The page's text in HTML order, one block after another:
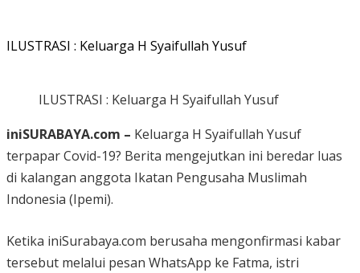
ILUSTRASI : Keluarga H Syaifullah Yusuf
ILUSTRASI : Keluarga H Syaifullah Yusuf
iniSURABAYA.com – Keluarga H Syaifullah Yusuf
terpapar Covid-19? Berita mengejutkan ini beredar luas
di kalangan anggota Ikatan Pengusaha Muslimah
Indonesia (Ipemi).
Ketika iniSurabaya.com berusaha mengonfirmasi kabar
tersebut melalui pesan WhatsApp ke Fatma, istri